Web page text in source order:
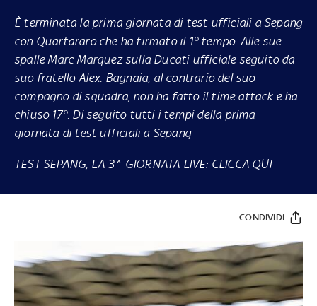
È terminata la prima giornata di test ufficiali a Sepang
con Quartararo che ha firmato il 1° tempo. Alle sue
spalle Marc Marquez sulla Ducati ufficiale seguito da
suo fratello Alex. Bagnaia, al contrario del suo
compagno di squadra, non ha fatto il time attack e ha
chiuso 17°. Di seguito tutti i tempi della prima
giornata di test ufficiali a Sepang
TEST SEPANG, LA 3^ GIORNATA LIVE: CLICCA QUI
CONDIVIDI